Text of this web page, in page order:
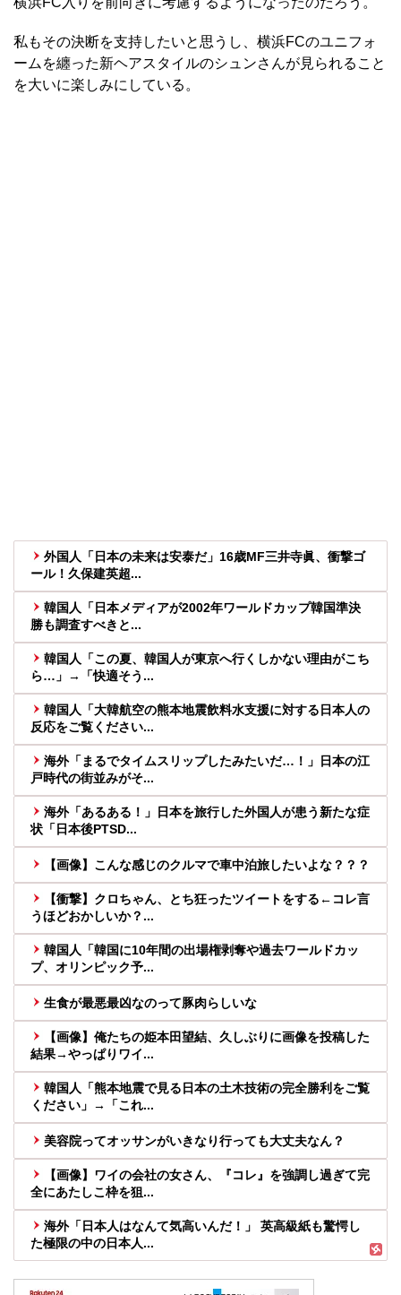
私もその決断を支持したいと思うし、横浜FCのユニフォ
ームを纏った新ヘアスタイルのシュンさんが見られること
を大いに楽しみにしている。
外国人「日本の未来は安泰だ」16歳MF三井寺眞、衝撃ゴ
ール！久保建英超...
韓国人「日本メディアが2002年ワールドカップ韓国準決
勝も調査すべきと...
韓国人「この夏、韓国人が東京へ行くしかない理由がこち
ら…」→「快適そう...
韓国人「大韓航空の熊本地震飲料水支援に対する日本人の
反応をご覧ください...
海外「まるでタイムスリップしたみたいだ…！」日本の江
戸時代の街並みがそ...
海外「あるある！」日本を旅行した外国人が患う新たな症
状「日本後PTSD...
【画像】こんな感じのクルマで車中泊旅したいよな？？？
【衝撃】クロちゃん、とち狂ったツイートをする←コレ言
うほどおかしいか？...
韓国人「韓国に10年間の出場権剥奪や過去ワールドカッ
プ、オリンピック予...
生食が最悪最凶なのって豚肉らしいな
【画像】俺たちの姫本田望結、久しぶりに画像を投稿した
結果→やっぱりワイ...
韓国人「熊本地震で見る日本の土木技術の完全勝利をご覧
ください」→「これ...
美容院ってオッサンがいきなり行っても大丈夫なん？
【画像】ワイの会社の女さん、『コレ』を強調し過ぎて完
全にあたしこ枠を狙...
海外「日本人はなんて気高いんだ！」 英高級紙も驚愕し
た極限の中の日本人...